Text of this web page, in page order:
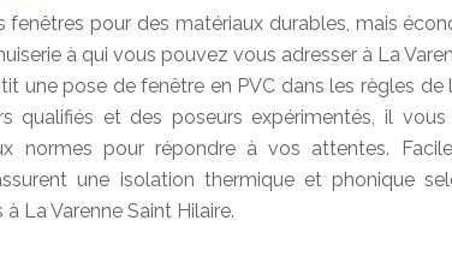
pour des matériaux durables, mais
à qui vous pouvez vous adresser à La
une pose de fenêtre en PVC dans les règles de
qualifiés et des poseurs expérimentés, il vous
normes pour répondre à vos attentes.
une isolation thermique et phonique
La Varenne Saint Hilaire.